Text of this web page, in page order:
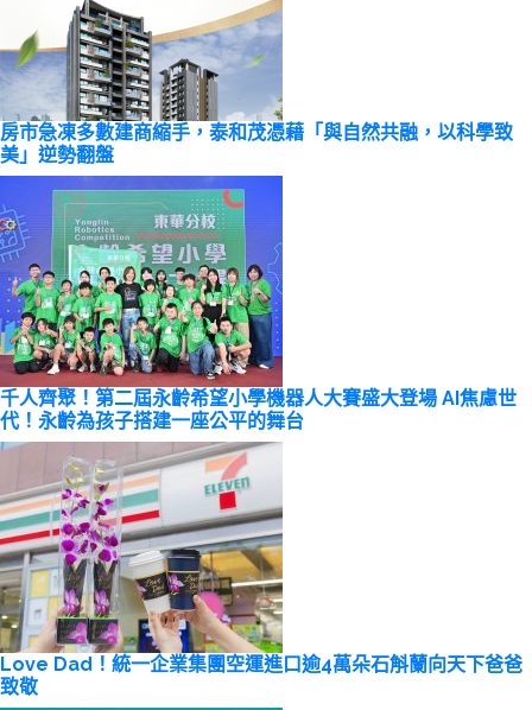
房市急凍多數建商縮手，泰和茂憑藉「與自然共融，以科學致
美」逆勢翻盤
千人齊聚！第二屆永齡希望小學機器人大賽盛大登場 AI焦慮世
代！永齡為孩子搭建一座公平的舞台
Love Dad！統一企業集團空運進口逾4萬朵石斛蘭向天下爸爸
致敬